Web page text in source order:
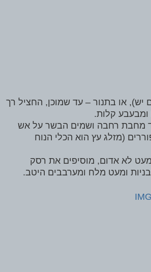
יש), או בתנור – עד שמוכן, החציל רך
ומבעבע קלות.
מחבת רחבה ושמים הבשר על אש
(מזלג עץ הוא הכלי הנוח
לא אדום, מוסיפים את רסק
ומעט מלח ומערבבים היטב.